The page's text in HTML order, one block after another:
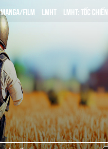
MANGA/FILM LMHT LMHT: TỐC CHIẾN